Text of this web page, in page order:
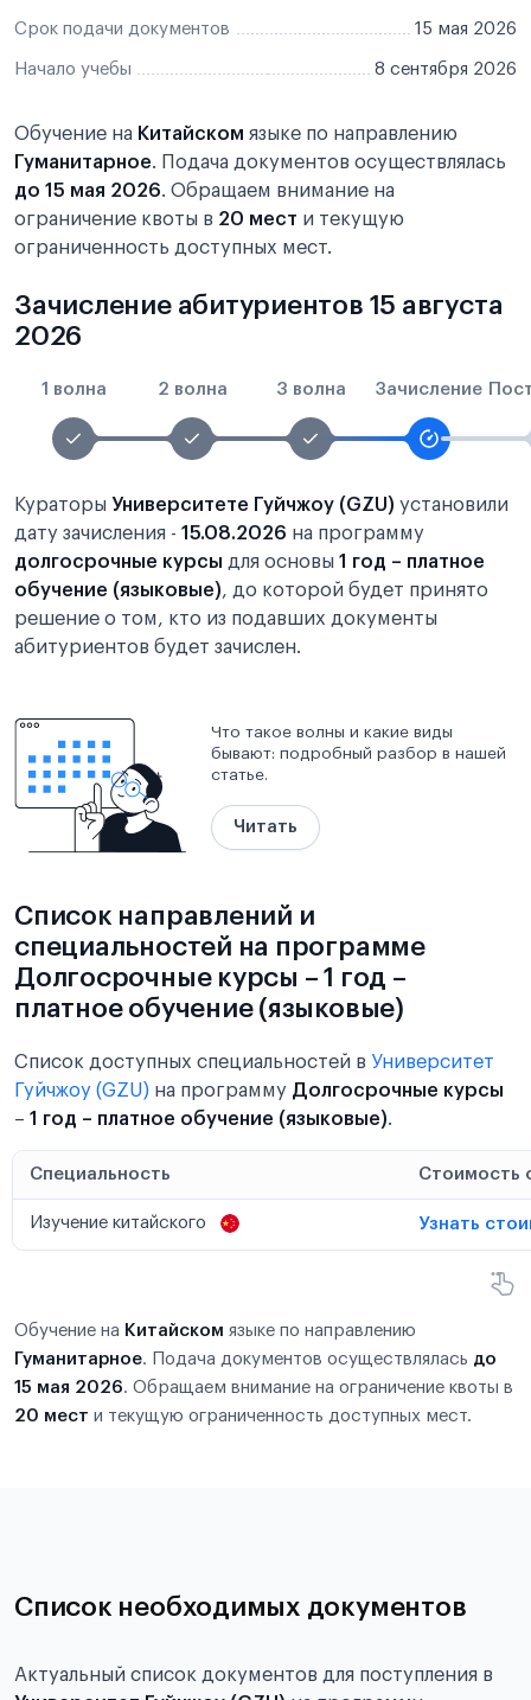
Срок подачи документов 15 мая 2026
Начало учебы 8 сентября 2026
Обучение на Китайском языке по направлению
Гуманитарное. Подача документов осуществлялась
до 15 мая 2026. Обращаем внимание на
ограничение квоты в 20 мест и текущую
ограниченность доступных мест.
Зачисление абитуриентов 15 августа
2026
1 волна 2 волна 3 волна Зачисление
Кураторы Университете Гуйчжоу (GZU) установили
дату зачисления - 15.08.2026 на программу
долгосрочные курсы для основы 1 год – платное
обучение (языковые), до которой будет принято
решение о том, кто из подавших документы
абитуриентов будет зачислен.
Что такое волны и какие виды
бывают: подробный разбор в нашей
статье.
Читать
Список направлений и
специальностей на программе
Долгосрочные курсы – 1 год –
платное обучение (языковые)
Список доступных специальностей в Университет
Гуйчжоу (GZU) на программу Долгосрочные курсы
– 1 год – платное обучение (языковые).
Специальность Стоимость
Изучение китайского Узнать
Обучение на Китайском языке по направлению
Гуманитарное. Подача документов осуществлялась до
15 мая 2026. Обращаем внимание на ограничение квоты в
20 мест и текущую ограниченность доступных мест.
Список необходимых документов
Актуальный список документов для поступления в